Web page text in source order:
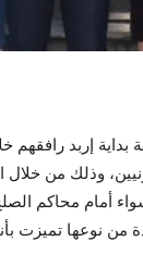
بداية إربد
وذلك
أمام محاكم
نوعها تميزت